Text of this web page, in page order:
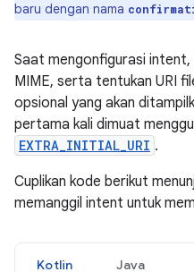
baru dengan nama
Saat mengonfigurasi
MIME, serta tentukan URI
opsional yang akan
pertama kali dimuat
EXTRA_INITIAL_URI .
Cuplikan kode berikut
memanggil intent untuk
Kotlin Java